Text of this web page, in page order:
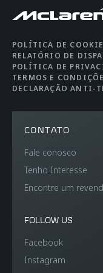
FREIOS
AERODINÂMICA
POLÍTICA DE
RELATÓRIO DE
POLÍTICA DE
TERMOS E
DECLARAÇÃO ANTI-
CONTATO
Fale conosco
Tenho Interesse
Encontre um
FOLLOW US
Facebook
Instagram